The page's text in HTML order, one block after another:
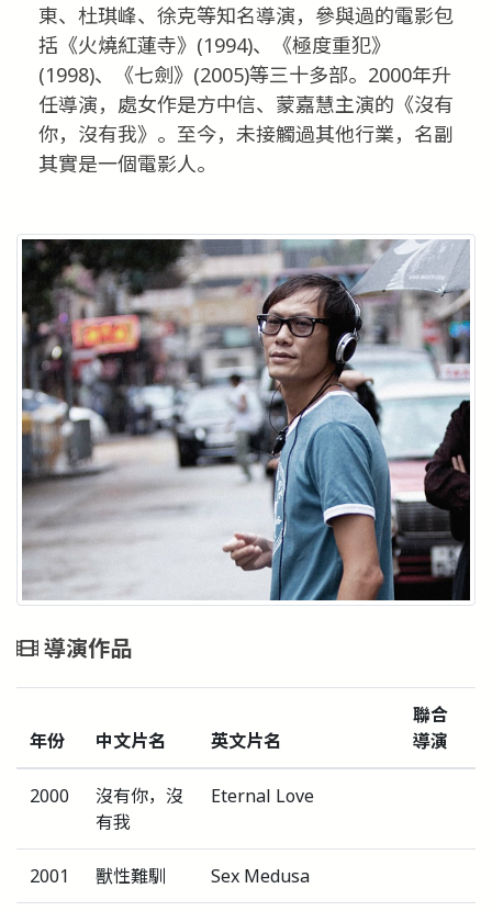
東、杜琪峰、徐克等知名導演，參與過的電影包
括《火燒紅蓮寺》(1994)、《極度重犯》
(1998)、《七劍》(2005)等三十多部。2000年升
任導演，處女作是方中信、蒙嘉慧主演的《沒有
你，沒有我》。至今，未接觸過其他行業，名副
其實是一個電影人。
導演作品
年份 中文片名 英文片名
聯合
導演
2000
沒有你，沒
有我
Eternal Love
2001 獸性難馴 Sex Medusa